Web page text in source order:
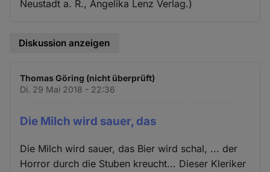
Neustadt a. R., Angelika Lenz Verlag.)
Diskussion anzeigen
Thomas Göring (nicht überprüft)
Di. 29 Mai 2018 - 22:36
Die Milch wird sauer, das
Die Milch wird sauer, das Bier wird schal, ... der
Horror durch die Stuben kreucht... Dieser Kleriker